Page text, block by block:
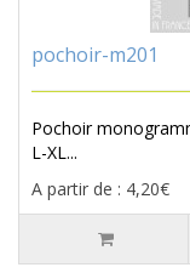
pochoir-m201
Pochoir
L-XL...
A partir de : 4,20€